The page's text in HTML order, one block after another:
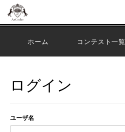
ホーム コンテスト一覧
ログイン
ユーザ名